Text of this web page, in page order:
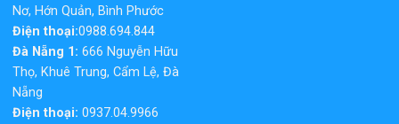
Nơ, Hớn Quản, Bình Phước
Điện thoại:0988.694.844
Đà Nẵng 1: 666 Nguyễn Hữu
Thọ, Khuê Trung, Cẩm Lệ, Đà
Nẵng
Điện thoại: 0937.04.9966